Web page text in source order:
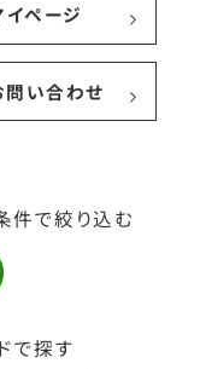
イページ
問い合わせ
件で絞り込む
で探す